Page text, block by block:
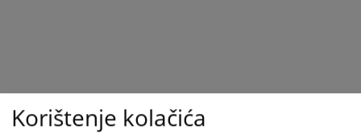
6332 PREGLEDA
Korištenje kolačića